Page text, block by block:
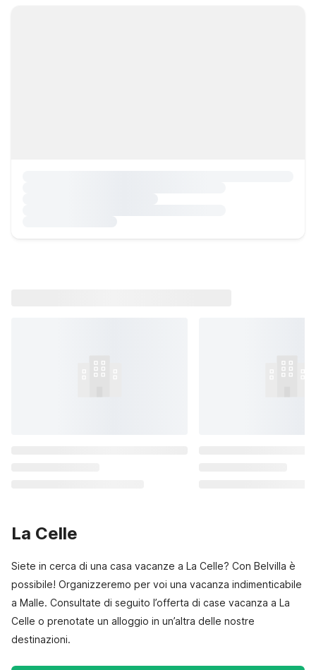
La Celle
Siete in cerca di una casa vacanze a La Celle? Con Belvilla è
possibile! Organizzeremo per voi una vacanza indimenticabile
a Malle. Consultate di seguito l’offerta di case vacanza a La
Celle o prenotate un alloggio in un’altra delle nostre
destinazioni.